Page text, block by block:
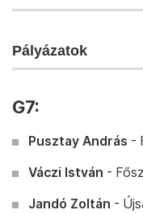
Pályázatok
G7:
Pusztay András -
Váczi István -
Jandó Zoltán -